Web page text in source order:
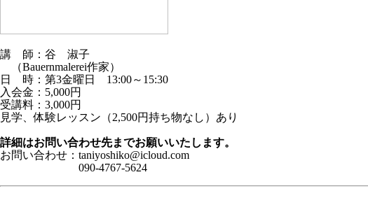
講 師：谷 淑子
（Bauernmalerei作家）
日 時：第3金曜日 13:00～15:30
入会金：5,000円
受講料：3,000円
見学、体験レッスン（2,500円持ち物なし）あり
詳細はお問い合わせ先までお願いいたします。
お問い合わせ：taniyoshiko@icloud.com
090-4767-5624